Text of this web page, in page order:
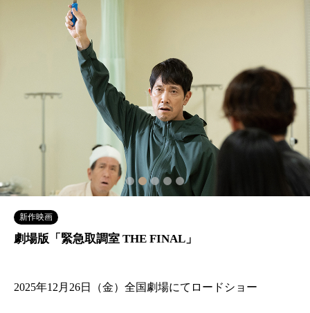
2 3
新作映画
劇場版「緊急取調室 THE FINAL」
2025年12月26日（金）全国劇場にてロードショー